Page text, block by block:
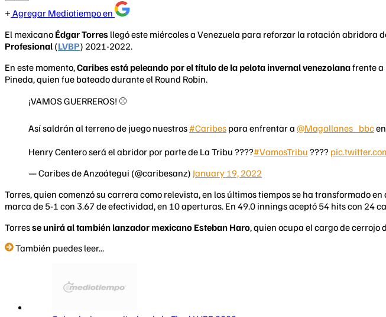
Agregar Mediotiempo en
El mexicano Édgar Torres llegó este miércoles a Venezuela para reforzar la rotación abridora
Profesional (LVBP) 2021-2022.
En este momento,Caribes está peleando por el título de la pelota invernal venezolanafrente a
Pineda, quien fue bateado durante el Round Robin.
¡VAMOS GUERREROS! ⚾️
Así saldrán al terreno de juego nuestros #Caribes para enfrentar a @Magallanes_bbc
Henry Centero será el abridor por parte de La Tribu ????#VamosTribu ????
— Caribes de Anzoátegui (@caribesanz) January 19, 2022
Torres, quien comenzó su carrera como relevista, en los últimos tiempos se ha transformado en
marca de 5-1 con 3.67 de efectividad, en 10 aperturas. En 49.0 innings aceptó 54 hits con 24
Torresse unirá al también lanzador mexicano Esteban Haro, quien ocupa el cargo de cerrojo
También puedes leer...